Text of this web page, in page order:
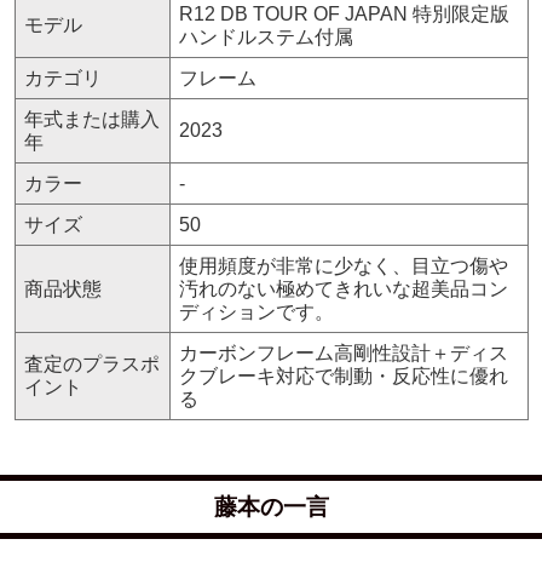
モデル
R12 DB TOUR OF JAPAN 特別限定版
ハンドルステム付属
カテゴリ
フレーム
年式または購入
年
2023
カラー
-
サイズ
50
商品状態
使用頻度が非常に少なく、目立つ傷や
汚れのない極めてきれいな超美品コン
ディションです。
査定のプラスポ
イント
カーボンフレーム高剛性設計＋ディス
クブレーキ対応で制動・反応性に優れ
る
藤本の一言